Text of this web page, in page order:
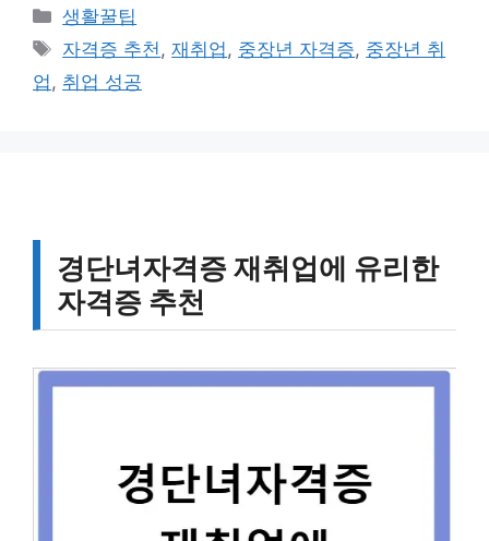
카
테
리
생활꿀팁
태
그
자격증 추천,재취업, 중장년 자격증, 중장년 취
업, 취업 성공
경단녀자격증 재취업에 유리한
자격증 추천